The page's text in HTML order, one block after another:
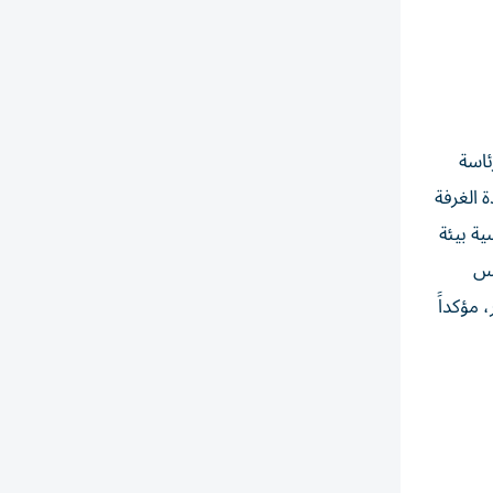
للدورة السادسة عشرة «2026-2029»، برئاسة
بيئة
مؤكداََ